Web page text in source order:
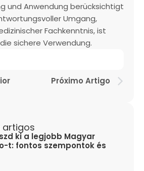
und Anwendung berücksichtigt
Umgang,
Fachkenntnis, ist
sichere Verwendung.
Próximo Artigo
artigos
ki a legjobb Magyar
t: fontos szempontok és